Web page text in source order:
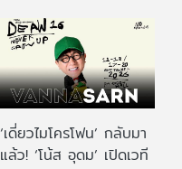
‘เดี่ยวไมโครโฟน’ กลับมา
แล้ว! ‘โน้ส อุดม’ เปิดเวที